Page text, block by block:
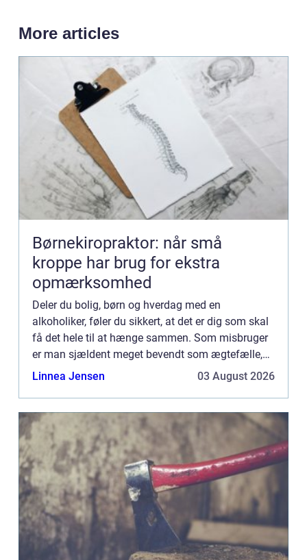
More articles
Børnekiropraktor: når små
kroppe har brug for ekstra
opmærksomhed
Deler du bolig, børn og hverdag med en
alkoholiker, føler du sikkert, at det er dig som skal
få det hele til at hænge sammen. Som misbruger
er man sjældent meget bevendt som ægtefælle,
kæreste eller f...
Linnea Jensen 03 August 2026